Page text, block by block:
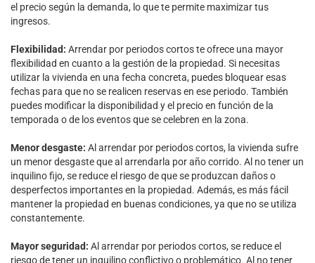
el precio según la demanda, lo que te permite maximizar tus
ingresos.
Flexibilidad: Arrendar por periodos cortos te ofrece una mayor
flexibilidad en cuanto a la gestión de la propiedad. Si necesitas
utilizar la vivienda en una fecha concreta, puedes bloquear esas
fechas para que no se realicen reservas en ese periodo. También
puedes modificar la disponibilidad y el precio en función de la
temporada o de los eventos que se celebren en la zona.
Menor desgaste: Al arrendar por periodos cortos, la vivienda sufre
un menor desgaste que al arrendarla por año corrido. Al no tener un
inquilino fijo, se reduce el riesgo de que se produzcan daños o
desperfectos importantes en la propiedad. Además, es más fácil
mantener la propiedad en buenas condiciones, ya que no se utiliza
constantemente.
Mayor seguridad: Al arrendar por periodos cortos, se reduce el
riesgo de tener un inquilino conflictivo o problemático. Al no tener